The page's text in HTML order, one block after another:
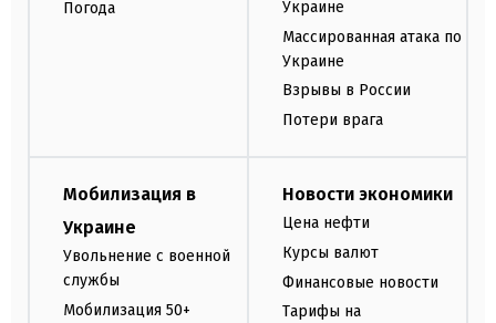
Погода
Украине
Массированная атака по
Украине
Взрывы в России
Потери врага
Мобилизация в
Украине
Увольнение с военной
службы
Мобилизация 50+
Новости экономики
Цена нефти
Курсы валют
Финансовые новости
Тарифы на